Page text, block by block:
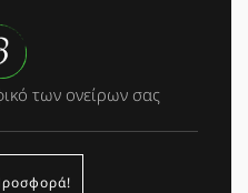
των ονείρων σας